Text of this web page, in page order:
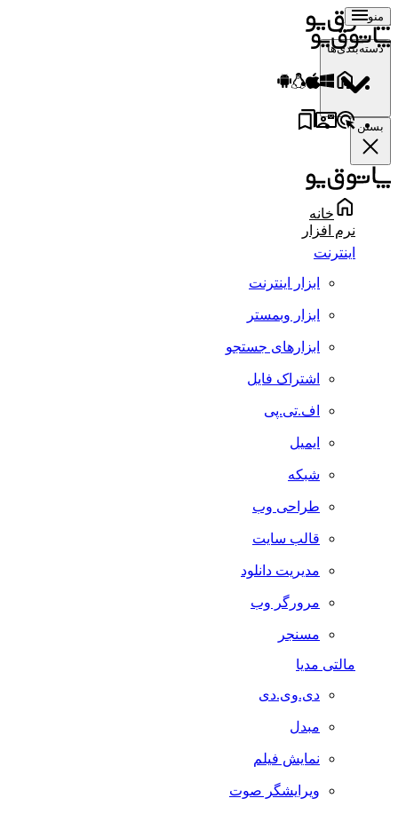
منو
دسته‌بندی‌ها
بستن
خانه
نرم افزار
اینترنت
ابزار اینترنت
ابزار وبمستر
ابزارهای جستجو
اشتراک فایل
اف.تی.پی
ایمیل
شبکه
طراحی وب
قالب سایت
مدیریت دانلود
مرورگر وب
مسنجر
مالتی مدیا
دی.وی.دی
مبدل
نمایش فیلم
ویرایشگر صوت